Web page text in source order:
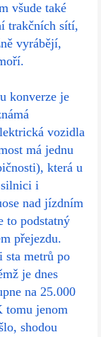
všude také
trakčních sítí,
vyrábějí,
konverze je
vozidla
má jednu
která u
silnici i
nad jízdním
to podstatný
přejezdu.
sta metrů po
je dnes
na 25.000
tomu jenom
shodou